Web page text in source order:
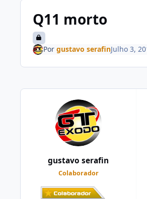
Q11 morto
Por gustavo serafinJulho 3,
gustavo serafin
Colaborador